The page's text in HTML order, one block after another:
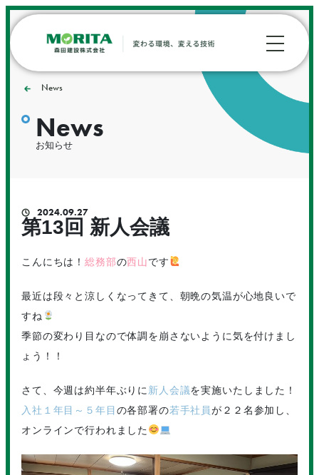
News
News
お知らせ
2024.09.27
第13回 新人会議
こんにちは！総務部の西山です
最近は段々と涼しくなってきて、朝晩の気温が心地良いで
すね
季節の変わり目なので体調を崩さないように気を付けまし
ょう！！
さて、今週は約半年ぶりに 新人会議を実施いたしました！
入社１年目～５年目 の各部署の若手社員が２２名参加し、
オンラインで行われました